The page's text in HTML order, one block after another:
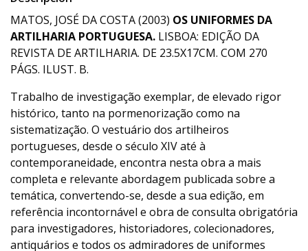
MATOS, JOSÉ DA COSTA (2003) OS UNIFORMES DA
ARTILHARIA PORTUGUESA. LISBOA: EDIÇÃO DA
REVISTA DE ARTILHARIA. DE 23.5X17CM. COM 270
PÁGS. ILUST. B.
Trabalho de investigação exemplar, de elevado rigor
histórico, tanto na pormenorização como na
sistematização. O vestuário dos artilheiros
portugueses, desde o século XIV até à
contemporaneidade, encontra nesta obra a mais
completa e relevante abordagem publicada sobre a
temática, convertendo-se, desde a sua edição, em
referência incontornável e obra de consulta obrigatória
para investigadores, historiadores, colecionadores,
antiquários e todos os admiradores de uniformes